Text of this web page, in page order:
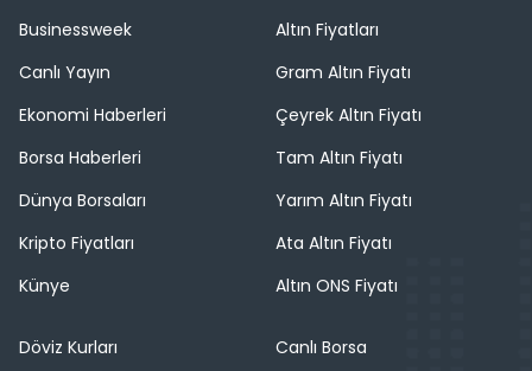
Businessweek
Canlı Yayın
Ekonomi Haberleri
Borsa Haberleri
Dünya Borsaları
Kripto Fiyatları
Künye
Altın Fiyatları
Gram Altın Fiyatı
Çeyrek Altın Fiyatı
Tam Altın Fiyatı
Yarım Altın Fiyatı
Ata Altın Fiyatı
Altın ONS Fiyatı
Döviz Kurları
Canlı Borsa